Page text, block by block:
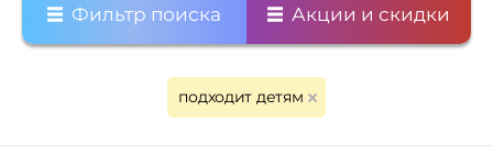
Фильтр поиска Акции и скидки
подходит детям